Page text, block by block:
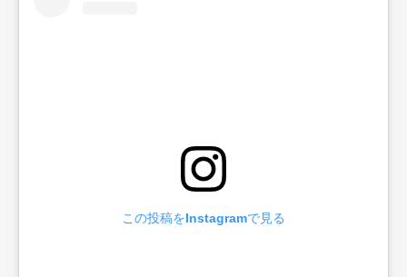
この投稿をInstagramで見る